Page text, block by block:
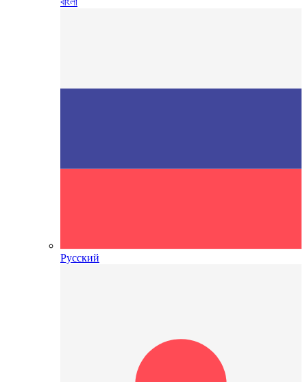
Русский